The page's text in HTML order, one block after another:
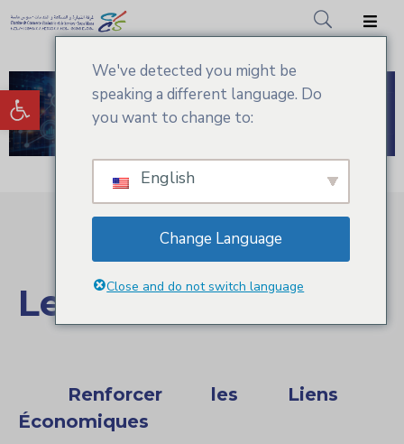
Ouvrir la barre d’outils
Accueil
CCIS.SM
Actualités
Le Networking
Renforcer les Liens
Économiques
We've detected you might be
speaking a different language. Do
you want to change to:
English
Change Language
Close and do not switch language